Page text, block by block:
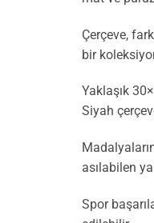
Çerçeve,
bir
Yaklaşık
Siyah
asılabilen
Spor